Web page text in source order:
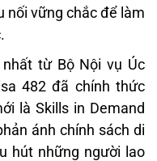
nối vững chắc để làm
từ Bộ Nội vụ Úc
482 đã chính thức
là Skills in Demand
ánh chính sách di
hút những người lao